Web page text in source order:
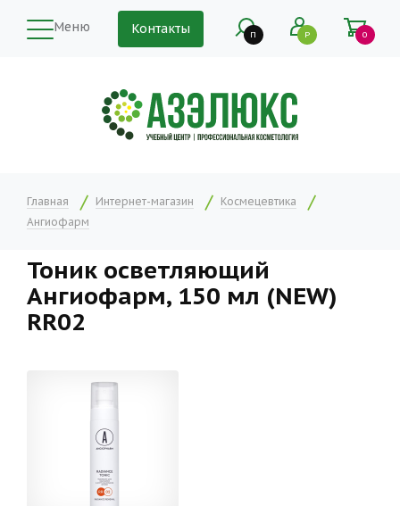
Меню Контакты П Р 0
Главная Интернет-магазин
Космецевтика
Ангиофарм
Тоник осветляющий
Ангиофарм, 150 мл (NEW)
RR02